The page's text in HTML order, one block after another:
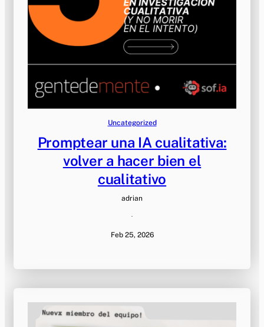
Uncategorized
Promptear una IA cualitativa:
volver a hacer bien el
cualitativo
adrian
·
Feb 25, 2026